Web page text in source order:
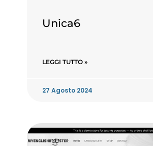
Unica6
LEGGI TUTTO »
27 Agosto 2024